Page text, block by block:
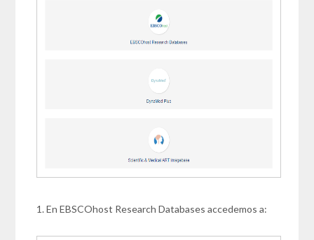
1. En EBSCOhost Research Databases accedemos a: